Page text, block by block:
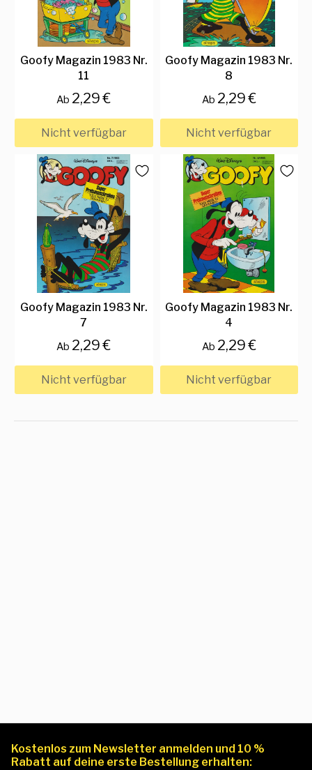
Goofy Magazin 1983 Nr.
11
Ab 2,29 €
Nicht verfügbar
Goofy Magazin 1983 Nr.
8
Ab 2,29 €
Nicht verfügbar
Goofy Magazin 1983 Nr.
7
Ab 2,29 €
Nicht verfügbar
Goofy Magazin 1983 Nr.
4
Ab 2,29 €
Nicht verfügbar
Kostenlos zum Newsletter anmelden und 10 %
Rabatt auf deine erste Bestellung erhalten: